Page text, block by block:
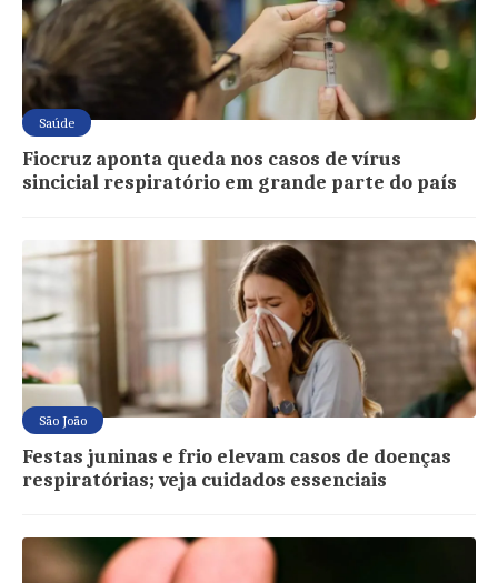
Saúde
Fiocruz aponta queda nos casos de vírus
sincicial respiratório em grande parte do país
São João
Festas juninas e frio elevam casos de doenças
respiratórias; veja cuidados essenciais